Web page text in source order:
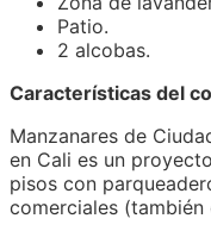
Patio.
2 alcobas.
Características del
Manzanares de
en Cali es un
pisos con
comerciales (también